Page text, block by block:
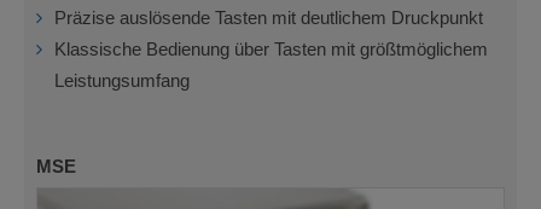
Präzise auslösende Tasten mit deutlichem Druckpunkt
Klassische Bedienung über Tasten mit größtmöglichem
Leistungsumfang
MSE